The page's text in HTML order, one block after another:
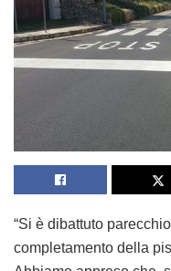
“Si è dibattuto
completamento della